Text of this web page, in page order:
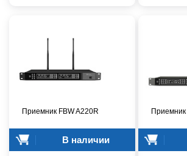
Приемник FBW A220R
В наличии
Приемник